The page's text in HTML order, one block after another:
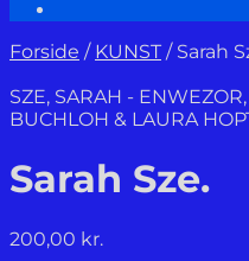
Forside / KUNST / Sarah
SZE, SARAH -
BUCHLOH & LAURA
Sarah Sze.
200,00 kr.